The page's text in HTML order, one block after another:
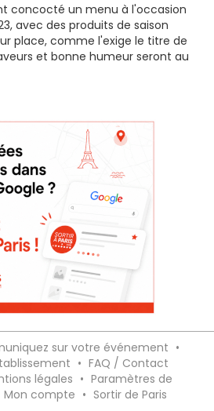
concocté un menu à l'occasion
avec des produits de saison
place, comme l'exige le titre de
et bonne humeur seront au
sur votre événement •
• FAQ / Contact
légales • Paramètres de
Mon compte • Sortir de Paris